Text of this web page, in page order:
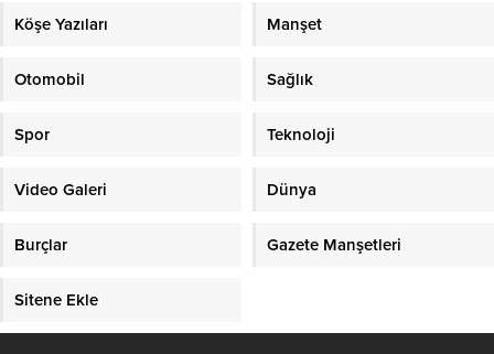
Köşe Yazıları Manşet
Otomobil Sağlık
Spor Teknoloji
Video Galeri Dünya
Burçlar Gazete Manşetleri
Sitene Ekle